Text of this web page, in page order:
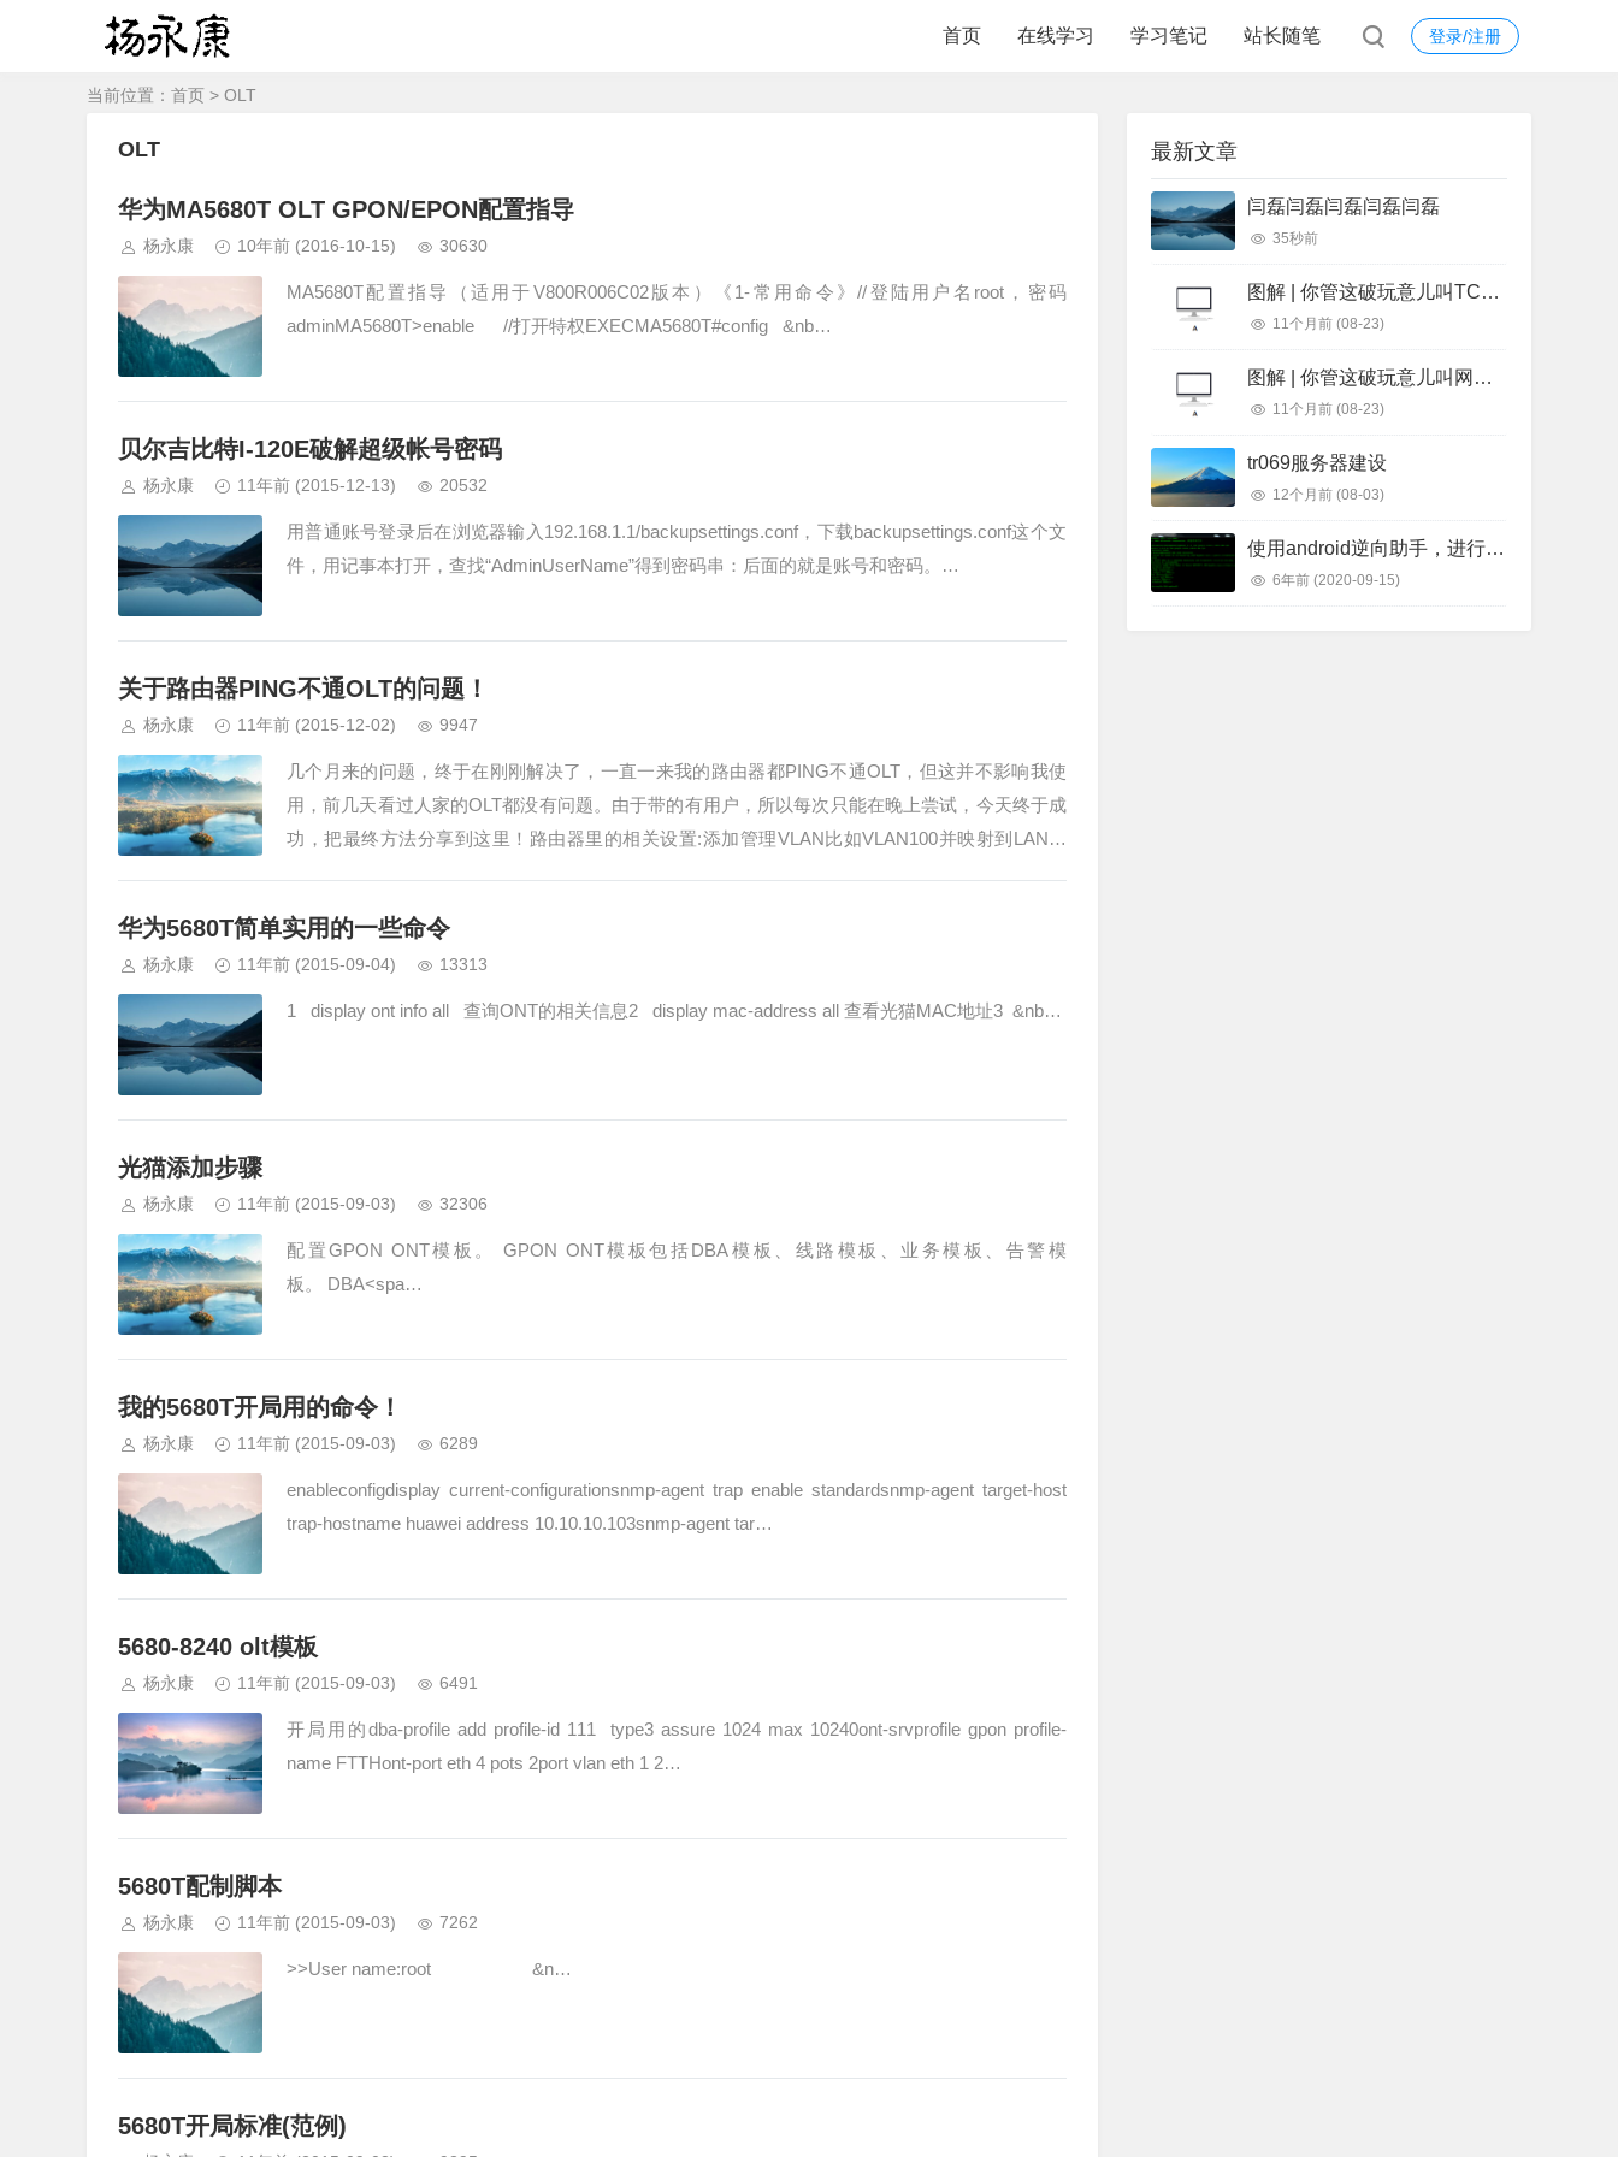
登录/注册
首页 在线学习 学习笔记 站长随笔
当前位置： 首页 > OLT
OLT
华为MA5680T OLT GPON/EPON配置指导
杨永康 10年前 (2016-10-15) 30630
MA5680T配置指导（适用于V800R006C02版本）《1-常用命令》//登陆用户名root，密码
adminMA5680T>enable //打开特权EXECMA5680T#config &nb…
贝尔吉比特I-120E破解超级帐号密码
杨永康 11年前 (2015-12-13) 20532
用普通账号登录后在浏览器输入192.168.1.1/backupsettings.conf，下载backupsettings.conf这个文
件，用记事本打开，查找“AdminUserName”得到密码串：后面的就是账号和密码。…
关于路由器PING不通OLT的问题！
杨永康 11年前 (2015-12-02) 9947
几个月来的问题，终于在刚刚解决了，一直一来我的路由器都PING不通OLT，但这并不影响我使
用，前几天看过人家的OLT都没有问题。由于带的有用户，所以每次只能在晚上尝试，今天终于成
功，把最终方法分享到这里！路由器里的相关设置:添加管理VLAN比如VLAN100并映射到LAN口
华为5680T简单实用的一些命令
杨永康 11年前 (2015-09-04) 13313
1 display ont info all 查询ONT的相关信息2 display mac-address all 查看光猫MAC地址3 &nb…
光猫添加步骤
杨永康 11年前 (2015-09-03) 32306
配置GPON ONT模板。 GPON ONT模板包括DBA模板、线路模板、业务模板、告警模
板。 DBA˂spa…
我的5680T开局用的命令！
杨永康 11年前 (2015-09-03) 6289
enableconfigdisplay current-configurationsnmp-agent trap enable standardsnmp-agent target-host
trap-hostname huawei address 10.10.10.103snmp-agent tar…
5680-8240 olt模板
杨永康 11年前 (2015-09-03) 6491
开局用的dba-profile add profile-id 111 type3 assure 1024 max 10240ont-srvprofile gpon profile-
name FTTHont-port eth 4 pots 2port vlan eth 1 2…
5680T配制脚本
杨永康 11年前 (2015-09-03) 7262
>>User name:root &n…
5680T开局标准(范例)
最新文章
闫磊闫磊闫磊闫磊闫磊
35秒前
图解 | 你管这破玩意儿叫TCP？
11个月前 (08-23)
图解 | 你管这破玩意儿叫网络？
11个月前 (08-23)
tr069服务器建设
12个月前 (08-03)
使用android逆向助手，进行反编译apk，查看apk源码
6年前 (2020-09-15)